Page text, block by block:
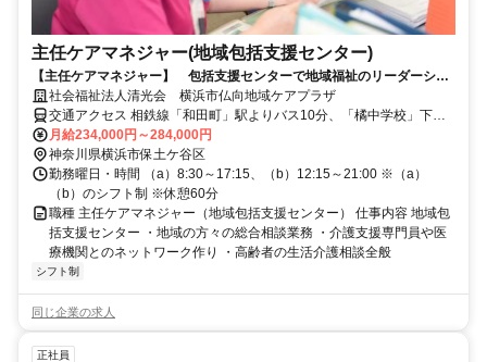
主任ケアマネジャー(地域包括支援センター)
【主任ケアマネジャー】 包括支援センターで地域福祉のリーダーシッ
プを発揮してください
社会福祉法人清光会 横浜市仏向地域ケアプラザ
交通アクセス 相鉄線「和田町」駅よりバス10分、「橘中学校」下車
徒歩5分
月給234,000円～284,000円
神奈川県横浜市保土ケ谷区
勤務曜日・時間 （a）8:30～17:15、（b）12:15～21:00 ※（a）
（b）のシフト制 ※休憩60分
職種 主任ケアマネジャー（地域包括支援センター） 仕事内容 地域包
括支援センター ・地域の方々の総合相談業務 ・介護支援専門員や医
療機関とのネットワーク作り ・高齢者の生活介護相談全般
シフト制
同じ企業の求人
正社員